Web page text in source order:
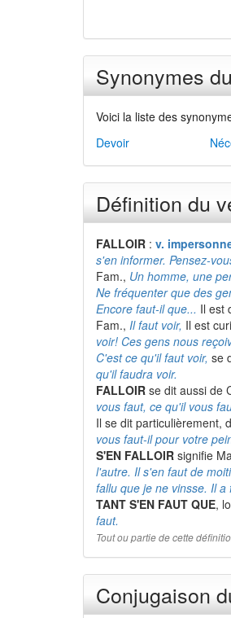
Synonymes
Voici la liste des
Devoir
Définition du
FALLOIR : v.
s'en informer. Pensez-
Fam., Un homme, une
Ne fréquenter que des
Encore faut-il que... Il est
Fam., Il faut voir, Il est
voir! Ces gens nous
C'est ce qu'il faut voir, se
qu'il faudra voir.
FALLOIR se dit aussi de
vous faut, ce qu'il vous
Il se dit particulièrement,
vous faut-il pour votre
S'EN FALLOIR signifie
l'autre. Il s'en faut de
fallu que je ne vinsse. Il
TANT S'EN FAUT QUE,
faut.
Tout ou partie de cette
Conjugaison